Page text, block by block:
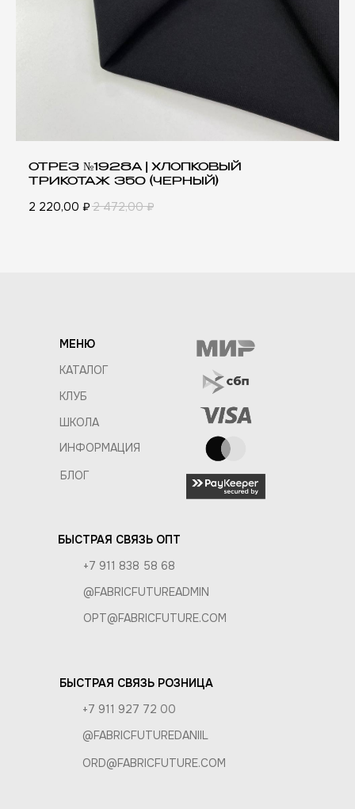
ОТРЕЗ №1928А | ХЛОПКОВЫЙ
ТРИКОТАЖ 350 (ЧЕРНЫЙ)
2 220,00 ₽ 2 472,00 ₽
МЕНЮ
КАТАЛОГ
КЛУБ
ШКОЛА
ИНФОРМАЦИЯ
БЛОГ
БЫСТРАЯ СВЯЗЬ ОПТ
+7 911 838 58 68
@FABRICFUTUREADMIN
OPT@FABRICFUTURE.COM
БЫСТРАЯ СВЯЗЬ РОЗНИЦА
+7 911 927 72 00
@FABRICFUTUREDANIIL
ORD@FABRICFUTURE.COM